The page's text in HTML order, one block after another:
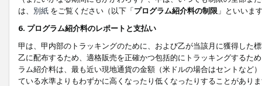
は、 別紙 をご覧ください（以下「プログラム紹介料の制限 」といいま
6. プログラム紹介料のレポートと支払い
甲は、甲内部のトラッキングのために、および乙が当該月に獲得した
乙に配布するため、適格販売を正確かつ包括的にトラッキングするた
ラム紹介料は、最も近い現地通貨の金額（米ドルの場合はセントなど
ている水準よりもわずかに高くなったり低くなったりすることがあり